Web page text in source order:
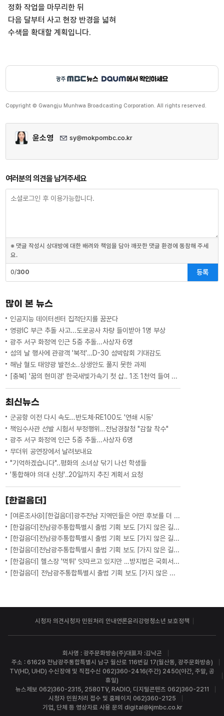
정화 작업을 마무리한 뒤
다음 달부터 사고 현장 반경을 넓혀
수색을 확대할 계획입니다.
Copyright © Gwangju Munhwa Broadcasting Corporation. All rights reserved.
윤소영 sy@mokpombc.co.kr
여러분의 의견을 남겨주세요
※ 댓글 작성시 상대방에 대한 배려와 책임을 담아 깨끗한 댓글 환경에 동참해 주세
요.
0/300 등록
많이 본 뉴스
인공지능 데이터센터 집적단지를 꿈꾼다
영광IC 부근 추돌 사고...도로공사 차량 들이받아 1명 부상
광주 서구 화정역 인근 5중 추돌...사상자 6명
섬의 날 행사에 관광객 '북적'…D-30 섬박람회 기대감도
해남 혈도 태양광 발전소..상생안도 풀지 못한 과제
[충북] '꿈의 현미경' 한국새빛가속기 첫 삽‥ 1조 1천억 들여 2029년 완공
최신뉴스
군공항 이전 다시 속도…반도체·RE100도 '연쇄 시동'
책임수사관 선발 시험서 부정행위…전남경찰청 "감찰 착수"
광주 서구 화정역 인근 5중 추돌...사상자 6명
무더위 공연장에서 날려보내요
"기억하겠습니다"..평화의 소녀상 닦기 나선 학생들
'통합해야 의대 신청'‥20일까지 추진 계획서 요청
[한걸음더]
[여론조사④][한걸음더]광주전남 지역민들은 어떤 후보를 더 선호할까.. 변수는?
[한걸음더]전남광주통합특별시 출범 기획 보도 [가지 않은 길] 5편 프랑스 헌법에 새긴 '지방 분권'..전남광주 통합 성공 조건은?
[한걸음더]전남광주통합특별시 출범 기획 보도 [가지 않은 길] 4편 프랑스 지역 통합 10년 성적표
[한걸음더]전남광주통합특별시 출범 기획 보도 [가지 않은 길] 3편 프랑스 통합 10년 지났지만..."우린 여전히 알자스인"
[한걸음더] 헬스장 '먹튀' 잇따르고 있지만 …방지법은 국회서 낮잠
[한걸음더] 전남광주통합특별시 출범 기획 보도 [가지 않은 길] 2편 지방이 주도한 투자..'유럽 상위 5개 지역' 도약 비결은?
시청자 의견시청자 민원처리 안내언론윤리강령 청소년 보호정책
회사명 : 광주문화방송(주)대표자 :김낙곤
주소 : 61629 전남광주통합특별시 남구 월산로 116번길 17(월산동, 광주문화방송)
TV(HD, UHD) 수신장애 및 직접수신 062)360-2416(주간) 2450(야간, 주말, 공
휴일)
뉴스제보 062)360-2315, 2580TV, RADIO, 디지털콘텐츠 062)360-2211
시청자 민원처리 접수 및 홈페이지 062)360-2125
기업, 단체 등 영상자료 사용 문의 digital@kjmbc.co.kr